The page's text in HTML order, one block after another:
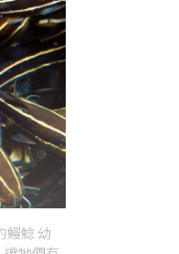
鰻鯰 幼